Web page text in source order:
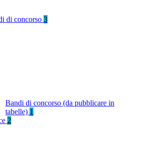
di concorso 3
Bandi di concorso (da pubblicare in
tabelle) 1
2